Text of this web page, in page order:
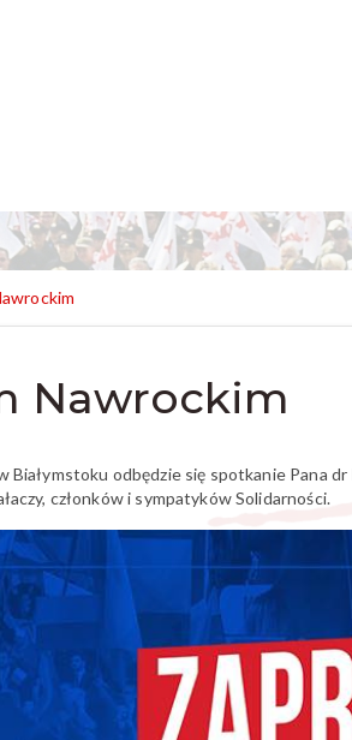
Nawrockim
Białymstoku odbędzie się spotkanie Pana
członków i sympatyków Solidarności.